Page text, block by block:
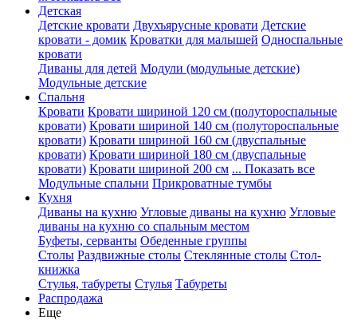
Детская
Детские кровати Двухъярусные кровати Детские
кровати - домик Кроватки для малышей Односпальные
кровати
Диваны для детей Модули (модульные детские)
Модульные детские
Спальня
Кровати Кровати шириной 120 см (полутороспальные
кровати) Кровати шириной 140 см (полутороспальные
кровати) Кровати шириной 160 см (двуспальные
кровати) Кровати шириной 180 см (двуспальные
кровати) Кровати шириной 200 см ... Показать все
Модульные спальни Прикроватные тумбы
Кухня
Диваны на кухню Угловые диваны на кухню Угловые
диваны на кухню со спальным местом
Буфеты, серванты Обеденные группы
Столы Раздвижные столы Стеклянные столы Стол-
книжка
Стулья, табуреты Стулья Табуреты
Распродажа
Еще